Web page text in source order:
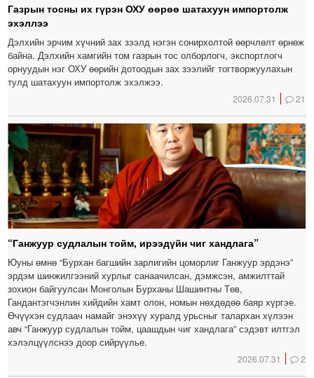
Газрын тосны их гүрэн ОХУ өөрөө шатахуун импортолж
эхэллээ
Дэлхийн эрчим хүчний зах зээлд нэгэн сонирхолтой өөрчлөлт өрнөж
байна. Дэлхийн хамгийн том газрын тос олборлогч, экспортлогч
орнуудын нэг ОХУ өөрийн дотоодын зах зээлийг тогтворжуулахын
тулд шатахуун импортолж эхэлжээ.
2026.07.31 21
“Ганжуур судлалын тойм, ирээдүйн чиг хандлага”
Юуны өмнө “Бурхан багшийн зарлигийн цоморлиг Ганжуур эрдэнэ”
эрдэм шинжилгээний хурлыг санаачилсан, дэмжсэн, амжилттай
зохион байгуулсан Монголын Бурханы Шашинтны Төв,
Гандантэгчэнлин хийдийн хамт олон, номын нөхдөдөө баяр хүргэе.
Өчүүхэн судлаач намайг энэхүү хуралд урьсныг талархан хүлээн
авч “Ганжуур судлалын тойм, цаашдын чиг хандлага” сэдэвт илтгэл
хэлэлцүүлснээ доор сийрүүлье.
2026.07.31 2